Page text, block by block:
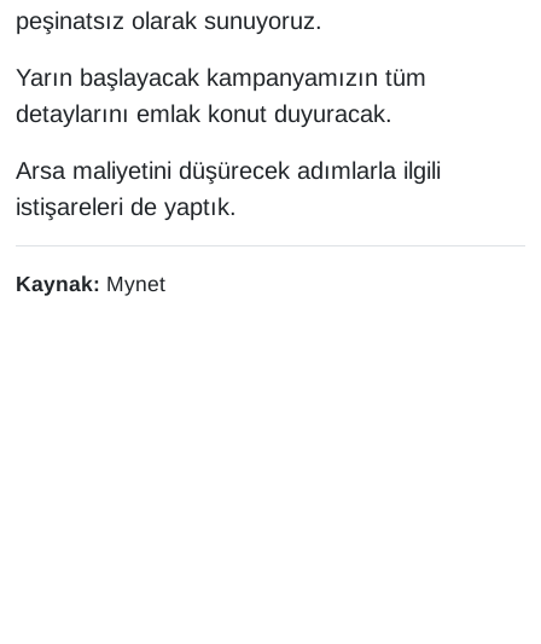
peşinatsız olarak sunuyoruz.
Yarın başlayacak kampanyamızın tüm
detaylarını emlak konut duyuracak.
Arsa maliyetini düşürecek adımlarla ilgili
istişareleri de yaptık.
Kaynak: Mynet